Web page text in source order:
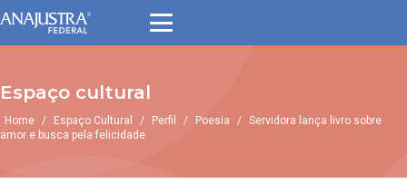
Espaço cultural
Home / Espaço Cultural / Perfil / Poesia / Servidora lança livro sobre
amor e busca pela felicidade